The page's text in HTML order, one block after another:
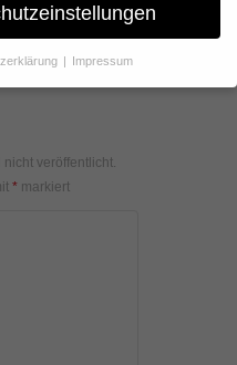
veröffentlicht.
* markiert
Impressum
Ihre Zustimmung zu
bitten.
Technologien auf unserer